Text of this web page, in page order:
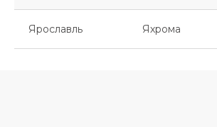
Ярославль Яхрома